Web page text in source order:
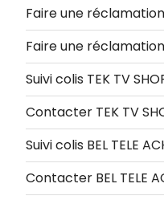
Faire une réclamation
Faire une réclamation
Suivi colis TEK TV
Contacter TEK TV
Suivi colis BEL TELE
Contacter BEL TELE